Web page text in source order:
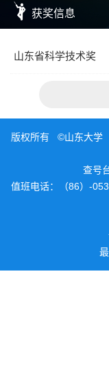
获奖信息
山东省科学技术奖
版权所有 ©山东大学
查号
值班电话：（86）-